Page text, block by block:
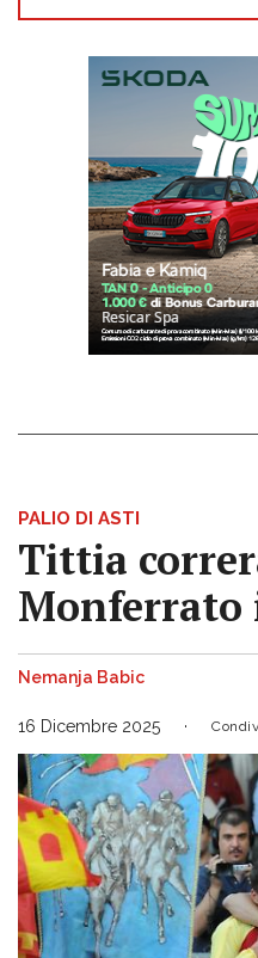
PALIO DI ASTI
Tittia
Monferrato
Nemanja Babic
16 Dicembre 2025